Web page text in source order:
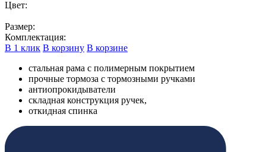
Цвет:
Размер:
Комплектация:
В 1 клик В корзину В корзине
стальная рама с полимерным покрытием
прочные тормоза с тормозными ручками
антиопрокидыватели
складная конструкция ручек,
откидная спинка